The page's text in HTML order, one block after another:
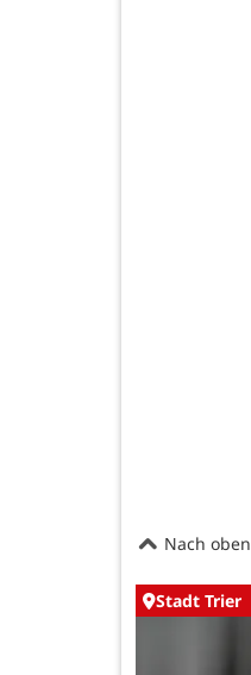
Nach oben
Stadt Trier